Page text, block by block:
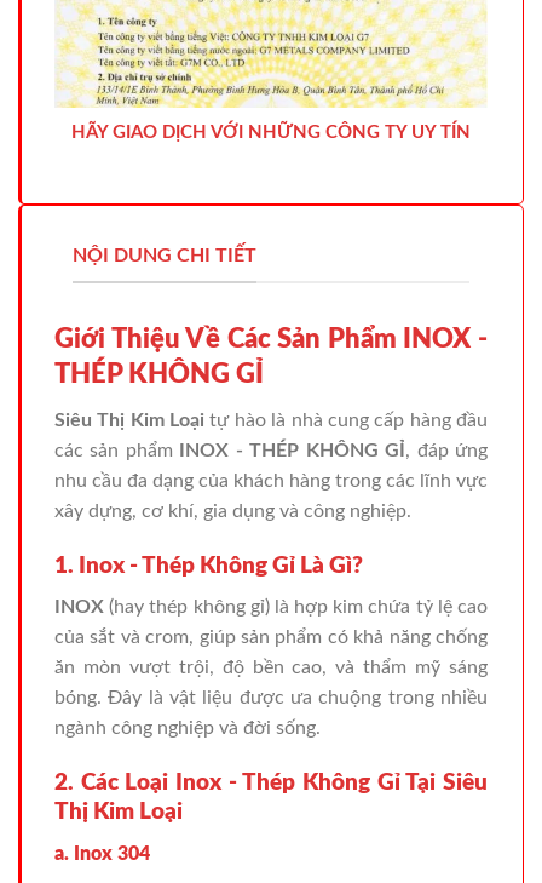
HÃY GIAO DỊCH VỚI NHỮNG CÔNG TY UY TÍN
NỘI DUNG CHI TIẾT
Giới Thiệu Về Các Sản Phẩm INOX -
THÉP KHÔNG GỈ
Siêu Thị Kim Loại tự hào là nhà cung cấp hàng đầu
các sản phẩm
INOX - THÉP KHÔNG GỈ , đáp ứng
nhu cầu đa dạng của khách hàng trong các lĩnh vực
xây dựng, cơ khí, gia dụng và công nghiệp.
1. Inox - Thép Không Gỉ Là Gì?
INOX (hay thép không gỉ) là hợp kim chứa tỷ lệ cao
của sắt và crom, giúp sản phẩm có khả năng chống
ăn mòn vượt trội, độ bền cao, và thẩm mỹ sáng
bóng. Đây là vật liệu được ưa chuộng trong nhiều
ngành công nghiệp và đời sống.
2. Các Loại Inox - Thép Không Gỉ Tại Siêu
Thị Kim Loại
a. Inox 304